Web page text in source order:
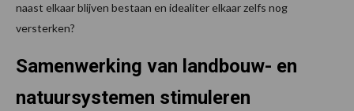
naast elkaar blijven bestaan en idealiter elkaar zelfs nog
versterken?
Samenwerking van landbouw- en
natuursystemen stimuleren